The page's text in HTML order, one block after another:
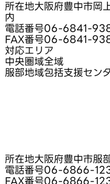
所在地大阪府豊中市岡
内
電話番号06-6841-
FAX番号06-6841-
対応エリア
中央圏域全域
服部地域包括支援セン
所在地大阪府豊中市服
電話番号06-6866-
FAX番号06-6866-